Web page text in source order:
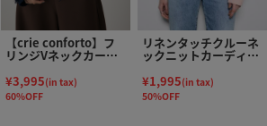
【crie conforto】フ
リンジVネックカーデ
¥3,995(in tax)
60%OFF
リネンタッチクルーネ
ックニットカーディガ
ン
¥1,995(in tax)
50%OFF